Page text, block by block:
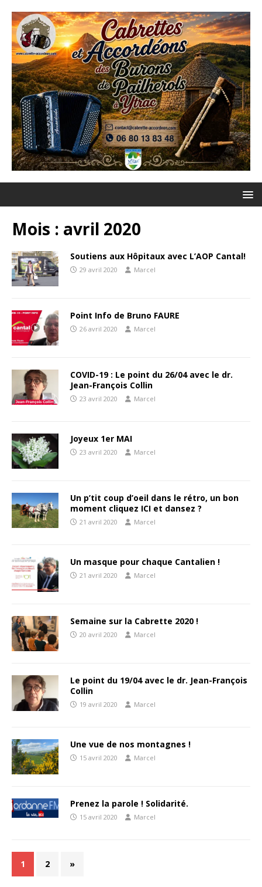
Mois : avril 2020
Soutiens aux Hôpitaux avec L’AOP Cantal!
29 avril 2020 Marcel
Point Info de Bruno FAURE
26 avril 2020 Marcel
COVID-19 : Le point du 26/04 avec le dr.
Jean-François Collin
23 avril 2020 Marcel
Joyeux 1er MAI
23 avril 2020 Marcel
Un p’tit coup d’oeil dans le rétro, un bon
moment cliquez ICI et dansez ?
21 avril 2020 Marcel
Un masque pour chaque Cantalien !
21 avril 2020 Marcel
Semaine sur la Cabrette 2020 !
20 avril 2020 Marcel
Le point du 19/04 avec le dr. Jean-François
Collin
19 avril 2020 Marcel
Une vue de nos montagnes !
15 avril 2020 Marcel
Prenez la parole ! Solidarité.
15 avril 2020 Marcel
1 2 »